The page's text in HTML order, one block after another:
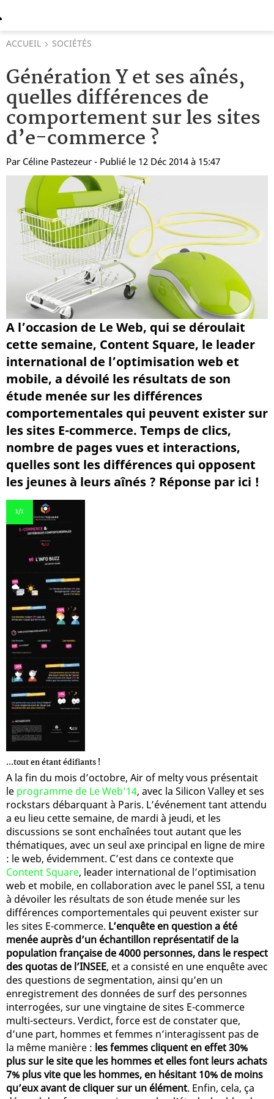
ACCUEIL SOCIÉTÉS
Génération Y et ses aînés,
quelles différences de
comportement sur les sites
d’e-commerce ?
Par Céline Pastezeur - Publié le 12 Déc 2014 à 15:47
A l’occasion de Le Web, qui se déroulait
cette semaine, Content Square, le leader
international de l’optimisation web et
mobile, a dévoilé les résultats de son
étude menée sur les différences
comportementales qui peuvent exister sur
les sites E-commerce. Temps de clics,
nombre de pages vues et interactions,
quelles sont les différences qui opposent
les jeunes à leurs aînés ? Réponse par ici !
1/1
...tout en étant édifiants !
A la fin du mois d’octobre, Air of melty vous présentait
le programme de Le Web’14, avec la Silicon Valley et ses
rockstars débarquant à Paris. L’événement tant attendu
a eu lieu cette semaine, de mardi à jeudi, et les
discussions se sont enchaînées tout autant que les
thématiques, avec un seul axe principal en ligne de mire
: le web, évidemment. C’est dans ce contexte que
Content Square, leader international de l’optimisation
web et mobile, en collaboration avec le panel SSI, a tenu
à dévoiler les résultats de son étude menée sur les
différences comportementales qui peuvent exister sur
les sites E-commerce. L’enquête en question a été
menée auprès d’un échantillon représentatif de la
population française de 4000 personnes, dans le respect
des quotas de l’INSEE, et a consisté en une enquête avec
des questions de segmentation, ainsi qu’en un
enregistrement des données de surf des personnes
interrogées, sur une vingtaine de sites E-commerce
multi-secteurs. Verdict, force est de constater que,
d’une part, hommes et femmes n’interagissent pas de
la même manière : les femmes cliquent en effet 30%
plus sur le site que les hommes et elles font leurs achats
7% plus vite que les hommes, en hésitant 10% de moins
qu’eux avant de cliquer sur un élément. Enfin, cela, ça